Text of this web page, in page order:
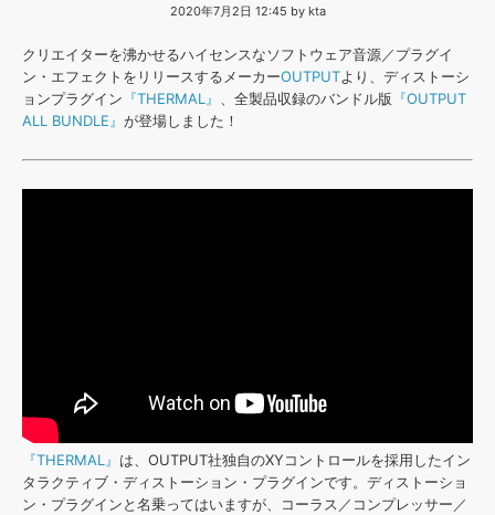
効果音 »
BGM »
FAQ »
お問い合わせ »
楽曲配信流通サービス
次世代型ボーカル・エディタ
2020年7月2日 12:45 by kta
クリエイターを沸かせるハイセンスなソフトウェア音源／プラグイ
ン・エフェクトをリリースするメーカーOUTPUTより、ディストーシ
ョンプラグイン 『THERMAL』 、全製品収録のバンドル版 『OUTPUT
ALL BUNDLE』 が登場しました！
『THERMAL』 は、OUTPUT社独自のXYコントロールを採用したイン
タラクティブ・ディストーション・プラグインです。ディストーショ
ン・プラグインと名乗ってはいますが、コーラス／コンプレッサー／